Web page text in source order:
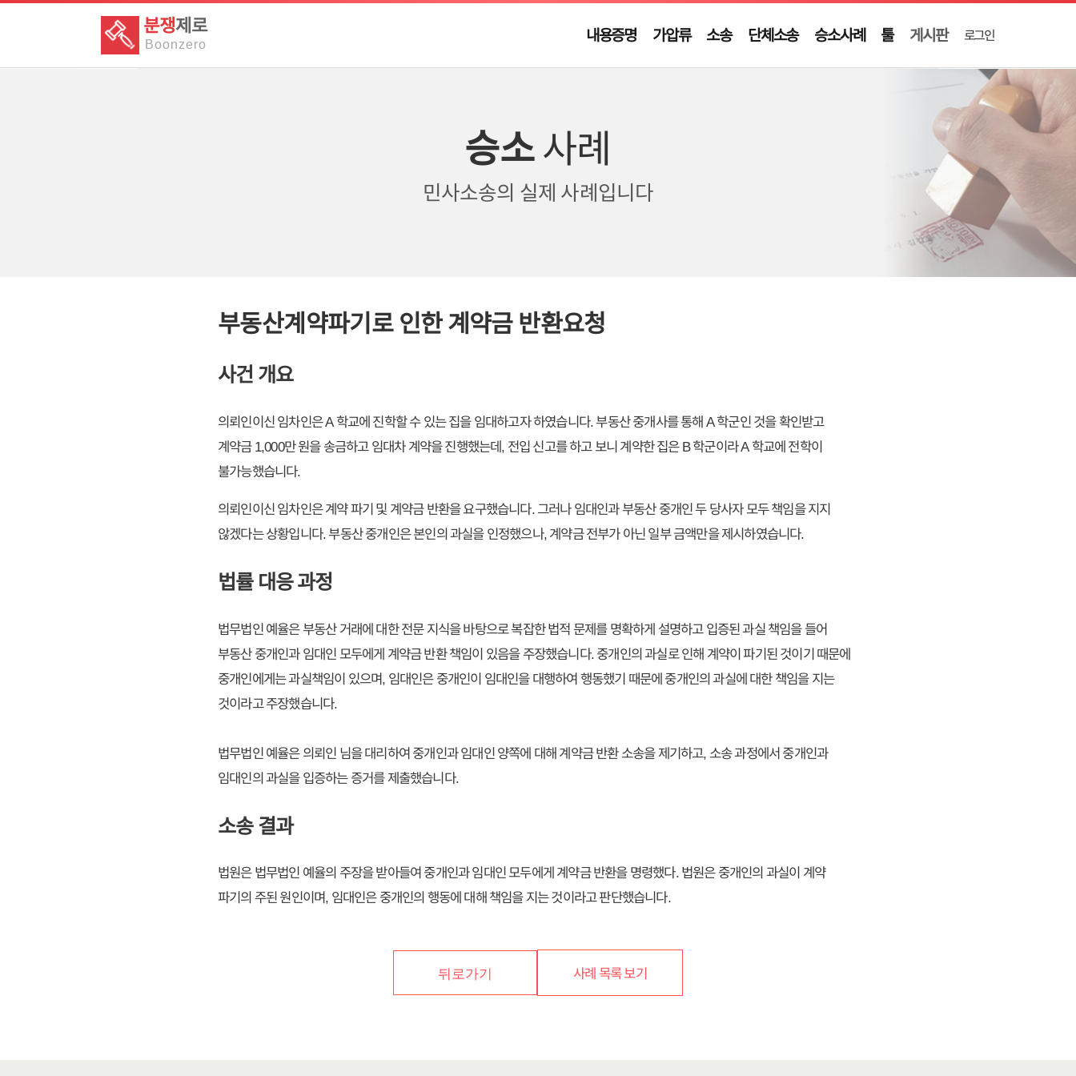
분쟁제로
Boonzero 내용증명 가압류 소송 단체소송 승소사례 툴 게시판 로그인
승소사례
민사소송의 실제 사례입니다
부동산계약파기로 인한 계약금 반환요청
사건 개요
의뢰인이신 임차인은 A 학교에 진학할 수 있는 집을 임대하고자 하였습니다. 부동산 중개사를 통해 A 학군인 것을 확인받고
계약금 1,000만 원을 송금하고 임대차 계약을 진행했는데, 전입 신고를 하고 보니 계약한 집은 B 학군이라 A 학교에 전학이
불가능했습니다.
의뢰인이신 임차인은 계약 파기 및 계약금 반환을 요구했습니다. 그러나 임대인과 부동산 중개인 두 당사자 모두 책임을 지지
않겠다는 상황입니다. 부동산 중개인은 본인의 과실을 인정했으나, 계약금 전부가 아닌 일부 금액만을 제시하였습니다.
법률 대응 과정
법무법인 예율은 부동산 거래에 대한 전문 지식을 바탕으로 복잡한 법적 문제를 명확하게 설명하고 입증된 과실 책임을 들어
부동산 중개인과 임대인 모두에게 계약금 반환 책임이 있음을 주장했습니다. 중개인의 과실로 인해 계약이 파기된 것이기 때문에
중개인에게는 과실책임이 있으며, 임대인은 중개인이 임대인을 대행하여 행동했기 때문에 중개인의 과실에 대한 책임을 지는
것이라고 주장했습니다.
법무법인 예율은 의뢰인 님을 대리하여 중개인과 임대인 양쪽에 대해 계약금 반환 소송을 제기하고, 소송 과정에서 중개인과
임대인의 과실을 입증하는 증거를 제출했습니다.
소송 결과
법원은 법무법인 예율의 주장을 받아들여 중개인과 임대인 모두에게 계약금 반환을 명령했다. 법원은 중개인의 과실이 계약
파기의 주된 원인이며, 임대인은 중개인의 행동에 대해 책임을 지는 것이라고 판단했습니다.
뒤로가기 사례 목록 보기